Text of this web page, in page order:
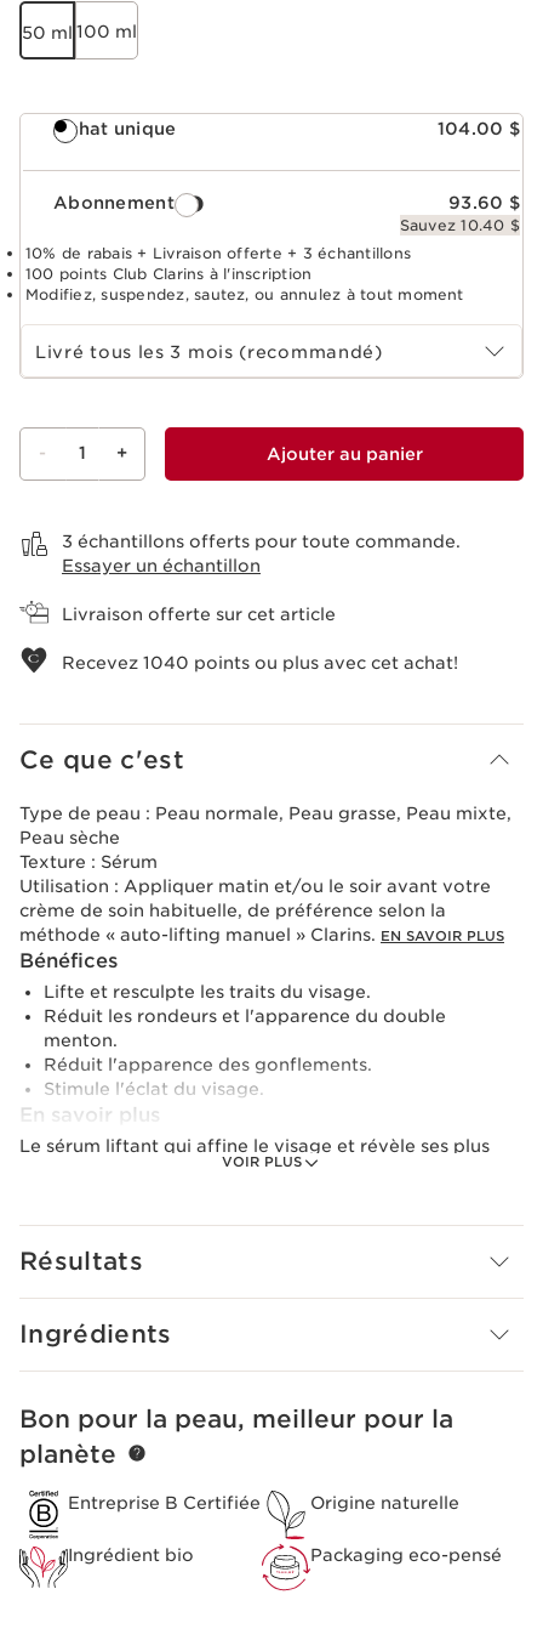
50 ml 100 ml
Achat unique 104.00 $
Abonnement 93.60 $
Sauvez 10.40 $
10% de rabais + Livraison offerte + 3 échantillons
100 points Club Clarins à l'inscription
Modifiez, suspendez, sautez, ou annulez à tout moment
Choisir la période d''abonnement
Livré tous les 3 mois (recommandé)
- 1 + Ajouter au panier
3 échantillons offerts pour toute commande.
Essayer un échantillon
Livraison offerte sur cet article
Recevez 1040 points ou plus avec cet achat!
Ce que c'est
VOIR PLUS
Type de peau : Peau normale, Peau grasse, Peau mixte,
Peau sèche
Texture : Sérum
Utilisation : Appliquer matin et/ou le soir avant votre
crème de soin habituelle, de préférence selon la
méthode « auto-lifting manuel » Clarins. EN SAVOIR PLUS
Bénéfices
Lifte et resculpte les traits du visage.
Réduit les rondeurs et l'apparence du double
menton.
Réduit l'apparence des gonflements.
Stimule l'éclat du visage.
En savoir plus
Le sérum liftant qui affine le visage et révèle ses plus
belles courbes pour des contours et un profil redessinés.
Spécialement formulé pour les femmes asiatiques.
Résultats
Ingrédients
ALLER AU CONTENU
Bon pour la peau, meilleur pour la
planète
Entreprise B Certifiée Origine naturelle
Ingrédient bio Packaging eco-pensé